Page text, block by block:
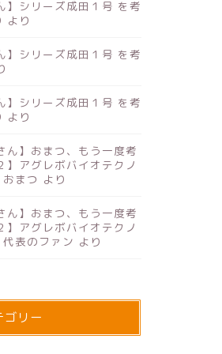
】シリーズ成田１号 を考
より
】シリーズ成田１号 を考
】シリーズ成田１号 を考
より
】おまつ、もう一度考
】アグレボバイオテクノ
おまつ より
】おまつ、もう一度考
】アグレボバイオテクノ
代表のファン より
ゴリー